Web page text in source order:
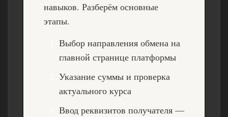
навыков. Разберём основные
этапы.
Выбор направления обмена на
главной странице платформы
Указание суммы и проверка
актуального курса
Ввод реквизитов получателя —